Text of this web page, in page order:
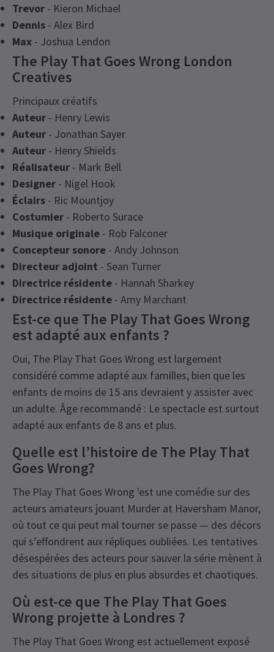
Trevor - Kieron Michael
Dennis - Alex Bird
Max - Joshua Lendon
The Play That Goes Wrong London
Creatives
Principaux créatifs
Auteur - Henry Lewis
Auteur - Jonathan Sayer
Auteur - Henry Shields
Réalisateur - Mark Bell
Designer - Nigel Hook
Éclairs - Ric Mountjoy
Costumier - Roberto Surace
Musique originale - Rob Falconer
Concepteur sonore - Andy Johnson
Directeur adjoint - Sean Turner
Directrice résidente - Hannah Sharkey
Directrice résidente - Amy Marchant
Est-ce que The Play That Goes Wrong
est adapté aux enfants ?
Oui, The Play That Goes Wrong est largement
considéré comme adapté aux familles, bien que les
enfants de moins de 15 ans devraient y assister avec
un adulte. Âge recommandé : Le spectacle est surtout
adapté aux enfants de 8 ans et plus.
Quelle est l’histoire de The Play That
Goes Wrong?
The Play That Goes Wrong 'est une comédie sur des
acteurs amateurs jouant Murder at Haversham Manor,
où tout ce qui peut mal tourner se passe — des décors
qui s’effondrent aux répliques oubliées. Les tentatives
désespérées des acteurs pour sauver la série mènent à
des situations de plus en plus absurdes et chaotiques.
Où est-ce que The Play That Goes
Wrong projette à Londres ?
The Play That Goes Wrong est actuellement exposé